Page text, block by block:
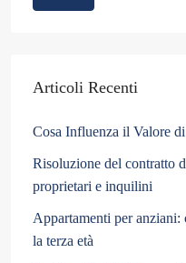
Articoli Recenti
Cosa Influenza il Valore
Risoluzione del contratto
proprietari e inquilini
Appartamenti per anziani:
la terza età